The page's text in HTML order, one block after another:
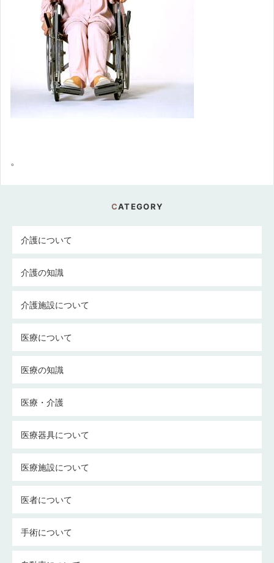
。
CATEGORY
介護について
介護の知識
介護施設について
医療について
医療の知識
医療・介護
医療器具について
医療施設について
医者について
手術について